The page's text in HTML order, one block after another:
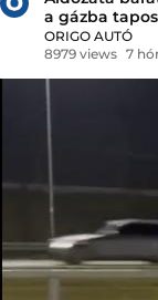
a gázba
ORIGO AUTÓ
8979 views 7